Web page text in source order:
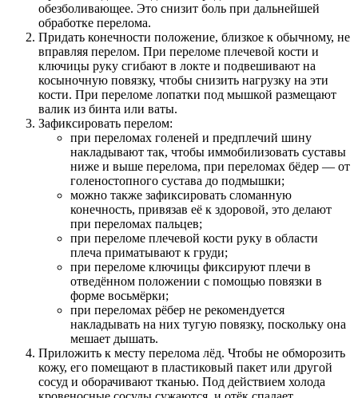
обезболивающее. Это снизит боль при дальнейшей
обработке перелома.
Придать конечности положение, близкое к обычному, не
вправляя перелом. При переломе плечевой кости и
ключицы руку сгибают в локте и подвешивают на
косыночную повязку, чтобы снизить нагрузку на эти
кости. При переломе лопатки под мышкой размещают
валик из бинта или ваты.
Зафиксировать перелом:
при переломах голеней и предплечий шину
накладывают так, чтобы иммобилизовать суставы
ниже и выше перелома, при переломах бёдер — от
голеностопного сустава до подмышки;
можно также зафиксировать сломанную
конечность, привязав её к здоровой, это делают
при переломах пальцев;
при переломе плечевой кости руку в области
плеча приматывают к груди;
при переломе ключицы фиксируют плечи в
отведённом положении с помощью повязки в
форме восьмёрки;
при переломах рёбер не рекомендуется
накладывать на них тугую повязку, поскольку она
мешает дышать.
Приложить к месту перелома лёд. Чтобы не обморозить
кожу, его помещают в пластиковый пакет или другой
сосуд и оборачивают тканью. Под действием холода